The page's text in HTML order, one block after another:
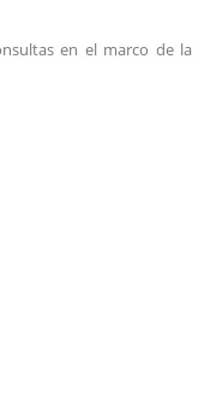
en el marco de la